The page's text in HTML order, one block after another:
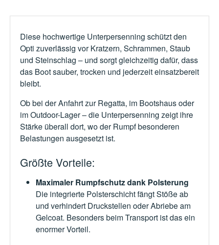
Diese hochwertige Unterpersenning schützt den
Opti zuverlässig vor Kratzern, Schrammen, Staub
und Steinschlag – und sorgt gleichzeitig dafür, dass
das Boot sauber, trocken und jederzeit einsatzbereit
bleibt.
Ob bei der Anfahrt zur Regatta, im Bootshaus oder
im Outdoor-Lager – die Unterpersenning zeigt ihre
Stärke überall dort, wo der Rumpf besonderen
Belastungen ausgesetzt ist.
Größte Vorteile:
Maximaler Rumpfschutz dank Polsterung
Die integrierte Polsterschicht fängt Stöße ab
und verhindert Druckstellen oder Abriebe am
Gelcoat. Besonders beim Transport ist das ein
enormer Vorteil.